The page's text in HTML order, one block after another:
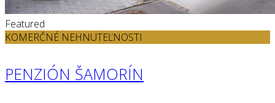
Featured
KOMERČNÉ NEHNUTEĽNOSTI
PENZIÓN ŠAMORÍN